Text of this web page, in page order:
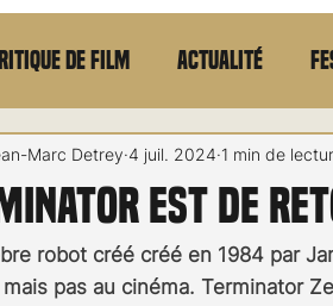
de film Actualité
Scherlen Memento
Open Air Série TV
est de
Marc Detrey 4 juil. 2024 1 min de
robot créé créé en 1984 par
pas au cinéma. Terminator